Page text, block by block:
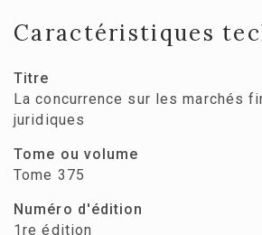
Caractéristiques
Titre
La concurrence sur les marchés
juridiques
Tome ou volume
Tome 375
Numéro d'édition
1re édition